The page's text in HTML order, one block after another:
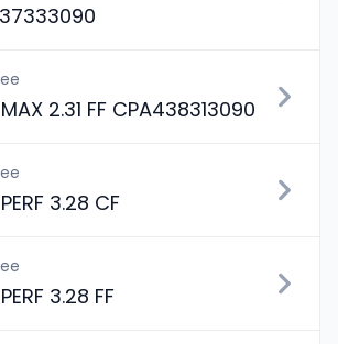
2.31 FF CPA438313090
3.28 CF
3.28 FF